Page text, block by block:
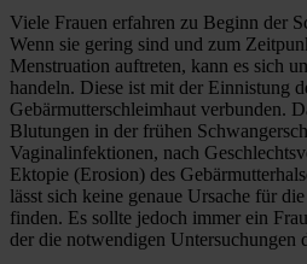
Viele Frauen erfahren zu Beginn der
Wenn sie gering sind und zum
Menstruation auftreten, kann es sich
handeln. Diese ist mit der Einnistung
Gebärmutterschleimhaut verbunden.
Blutungen in der frühen
Vaginalinfektionen, nach
Ektopie (Erosion) des
lässt sich keine genaue Ursache für
finden. Es sollte jedoch immer ein
der die notwendigen Untersuchungen